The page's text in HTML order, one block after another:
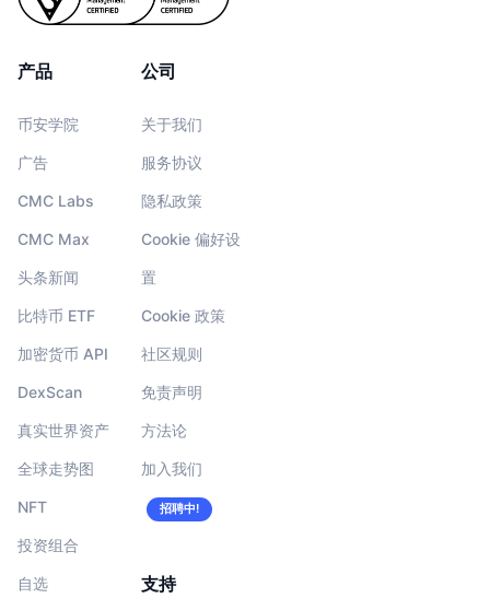
产品
币安学院
广告
CMC Labs
CMC Max
头条新闻
比特币 ETF
加密货币 API
DexScan
真实世界资产
全球走势图
NFT
投资组合
自选
公司
关于我们
服务协议
隐私政策
Cookie 偏好设
置
Cookie 政策
社区规则
免责声明
方法论
加入我们
招聘中!
支持